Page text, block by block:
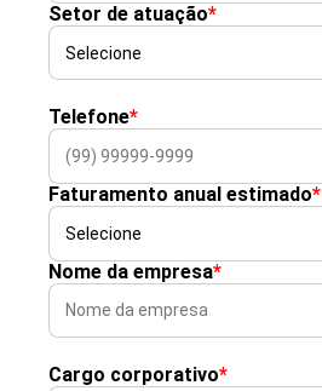
Setor de atuação*
Telefone*
Faturamento anual estimado*
Nome da empresa*
Cargo corporativo*